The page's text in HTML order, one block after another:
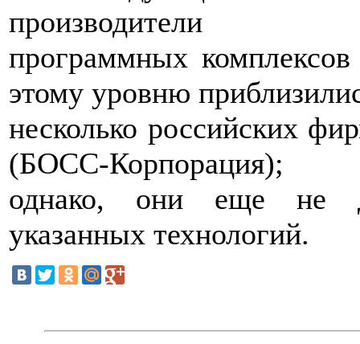
производители
программных
этому уровню
несколько российских
(БОСС-Корпорация);
однако, они еще не
указанных технологий.